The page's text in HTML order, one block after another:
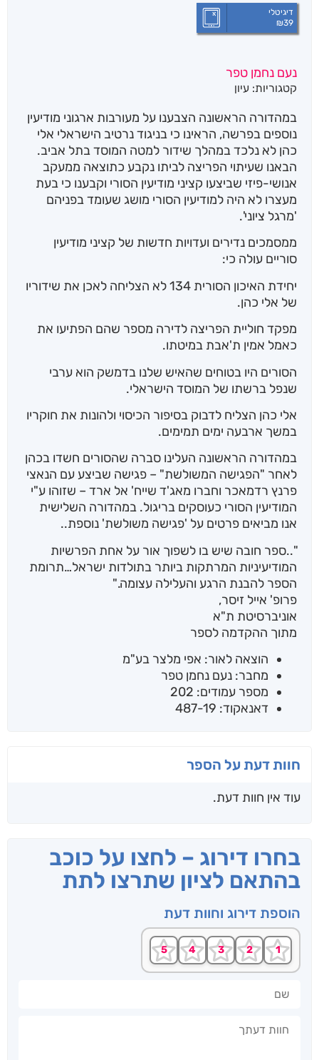
דיגיטלי
₪39
נעם נחמן טפר
קטגוריות: עיון
במהדורה הראשונה הצבענו על מעורבות ארגוני מודיעין
נוספים בפרשה, הראינו כי בניגוד נרטיב הישראלי אלי
כהן לא נלכד במהלך שידור למטה המוסד בתל אביב.
הבאנו שעיתוי הפריצה לביתו נקבע כתוצאה ממעקב
אנושי-פיזי שביצעו קציני מודיעין הסורי וקבענו כי בעת
מעצרו לא היה למודיעין הסורי מושג שעומד בפניהם
'מרגל ציוני'.
ממסמכים נדירים ועדויות חדשות של קציני מודיעין
סוריים עולה כי:
יחידת האיכון הסורית 134 לא הצליחה לאכן את שידוריו
של אלי כהן.
מפקד חוליית הפריצה לדירה מספר שהם הפתיעו את
כאמל אמין ת'אבת במיטתו.
הסורים היו בטוחים שהאיש שלנו בדמשק הוא ערבי
שנפל ברשתו של המוסד הישראלי.
אלי כהן הצליח לדבוק בסיפור הכיסוי ולהונות את חוקריו
במשך ארבעה ימים תמימים.
במהדורה הראשונה העלינו סברה שהסורים חשדו בכהן
לאחר "הפגישה המשולשת" – פגישה שביצע עם הנאצי
פרנץ רדמאכר וחברו מאג'ד שייח' אל ארד – שזוהו ע"י
המודיעין הסורי כעוסקים בריגול. במהדורה השלישית
אנו מביאים פרטים על 'פגישה משולשת' נוספת..
"..ספר חובה שיש בו לשפוך אור על אחת הפרשיות
המודיעיניות המרתקות ביותר בתולדות ישראל…תרומת
הספר להבנת הרגע והעלילה עצומה."
פרופ' אייל זיסר,
אוניברסיטת ת"א
מתוך ההקדמה לספר
הוצאה לאור: אפי מלצר בע"מ
מחבר: נעם נחמן טפר
מספר עמודים: 202
דאנאקוד: 487-19
חוות דעת על הספר
עוד אין חוות דעת.
בחרו דירוג – לחצו על כוכב
בהתאם לציון שתרצו לתת
הוספת דירוג וחוות דעת